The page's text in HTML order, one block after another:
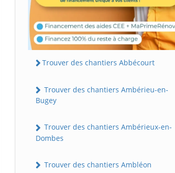
Trouver des chantiers Abbécourt
Trouver des chantiers Ambérieu-en-
Bugey
Trouver des chantiers Ambérieux-en-
Dombes
Trouver des chantiers Ambléon